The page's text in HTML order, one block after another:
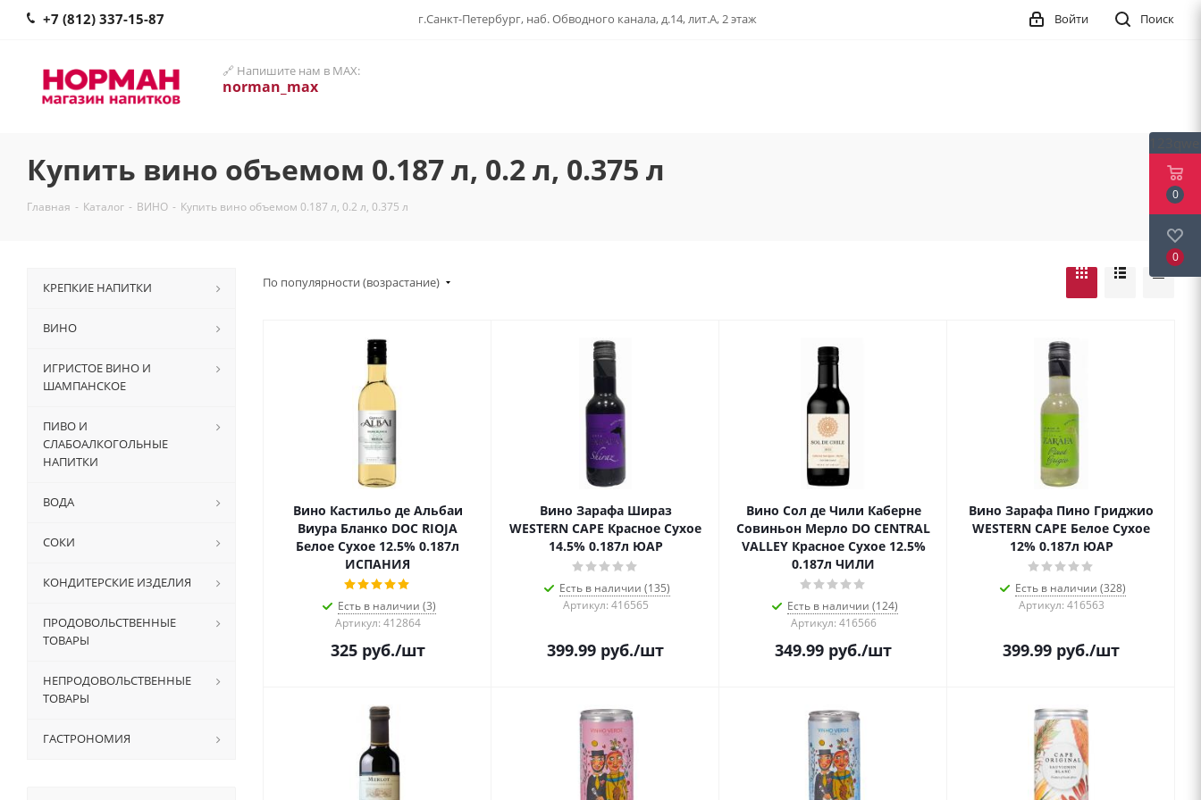
+7 (812) 337-15-87 г.Санкт-Петербург, наб. Обводного канала, д.14, лит.А, 2 этаж Поиск
Войти
🔗 Напишите нам в MAX:
norman_max
Купить вино объемом 0.187 л, 0.2 л, 0.375 л
Главная - Каталог - ВИНО - Купить вино объемом 0.187 л, 0.2 л, 0.375 л
По популярности (возрастание)
Вино Кастильо де Альбаи
Виура Бланко DOC RIOJA
Белое Сухое 12.5% 0.187л
ИСПАНИЯ
Есть в наличии (3)
Артикул: 412864
325руб./шт
Вино Зарафа Шираз
WESTERN CAPE Красное Сухое
14.5% 0.187л ЮАР
Есть в наличии (135)
Артикул: 416565
399.99 руб./шт
Вино Сол де Чили Каберне
Совиньон Мерло DO CENTRAL
VALLEY Красное Сухое 12.5%
0.187л ЧИЛИ
Есть в наличии (124)
Артикул: 416566
349.99 руб./шт
Вино Зарафа Пино Гриджио
WESTERN CAPE Белое Сухое
12% 0.187л ЮАР
Есть в наличии (328)
Артикул: 416563
399.99 руб./шт
КРЕПКИЕ НАПИТКИ
ВИНО
ИГРИСТОЕ ВИНО И
ШАМПАНСКОЕ
ПИВО И
СЛАБОАЛКОГОЛЬНЫЕ
НАПИТКИ
ВОДА
СОКИ
КОНДИТЕРСКИЕ ИЗДЕЛИЯ
ПРОДОВОЛЬСТВЕННЫЕ
ТОВАРЫ
НЕПРОДОВОЛЬСТВЕННЫЕ
ТОВАРЫ
ГАСТРОНОМИЯ
0
0